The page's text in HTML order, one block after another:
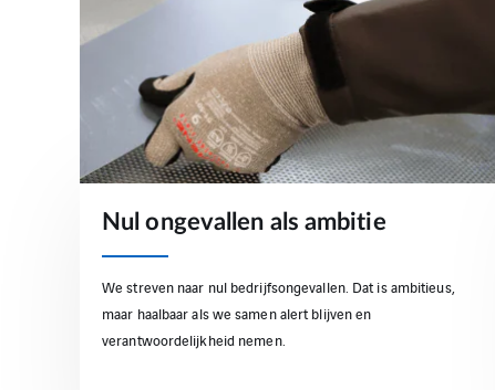
Nul ongevallen als ambitie
We streven naar nul bedrijfsongevallen. Dat is ambitieus,
maar haalbaar als we samen alert blijven en
verantwoordelijkheid nemen.